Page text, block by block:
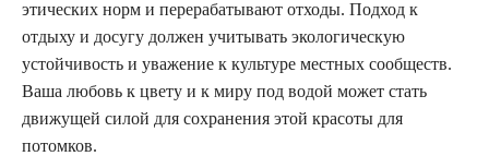
этических норм и перерабатывают отходы. Подход к
отдыху и досугу должен учитывать экологическую
устойчивость и уважение к культуре местных сообществ.
Ваша любовь к цвету и к миру под водой может стать
движущей силой для сохранения этой красоты для
потомков.